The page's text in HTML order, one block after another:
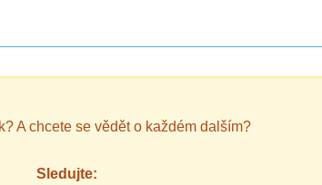
A chcete se vědět o každém dalším?
Sledujte: